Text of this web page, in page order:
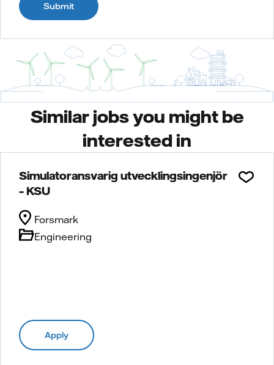
Submit
Similar jobs you might be
interested in
Simulatoransvarig utvecklingsingenjör
– KSU
Engineering
Forsmark
Apply